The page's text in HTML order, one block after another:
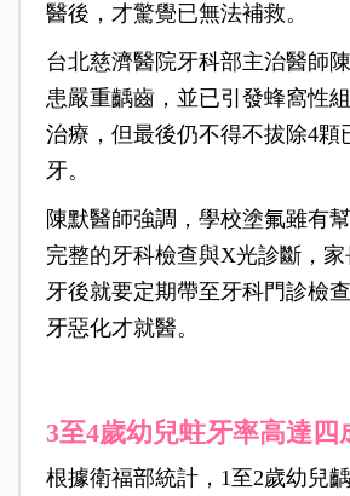
醫後，才驚覺已無法補救。
台北慈濟醫院牙科部主治醫師
患嚴重齲齒，並已引發蜂窩性
治療，但最後仍不得不拔除4顆
牙。
陳默醫師強調，學校塗氟雖有
完整的牙科檢查與X光診斷，
牙後就要定期帶至牙科門診檢
牙惡化才就醫。
3至4歲幼兒蛀牙率高達四
根據衛福部統計，1至2歲幼兒